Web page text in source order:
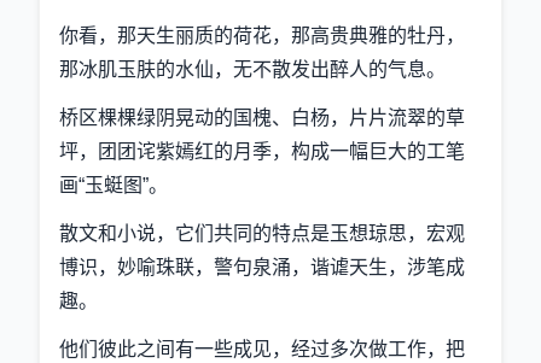
你看，那天生丽质的荷花，那高贵典雅的牡丹，
那冰肌玉肤的水仙，无不散发出醉人的气息。
桥区棵棵绿阴晃动的国槐、白杨，片片流翠的草
坪，团团诧紫嫣红的月季，构成一幅巨大的工笔
画“玉蜓图”。
散文和小说，它们共同的特点是玉想琼思，宏观
博识，妙喻珠联，警句泉涌，谐谑天生，涉笔成
趣。
他们彼此之间有一些成见，经过多次做工作，把